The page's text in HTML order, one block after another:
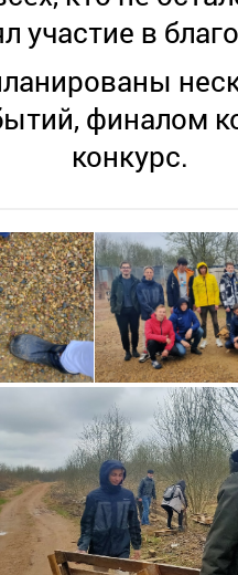
участие в
финалом
конкурс.